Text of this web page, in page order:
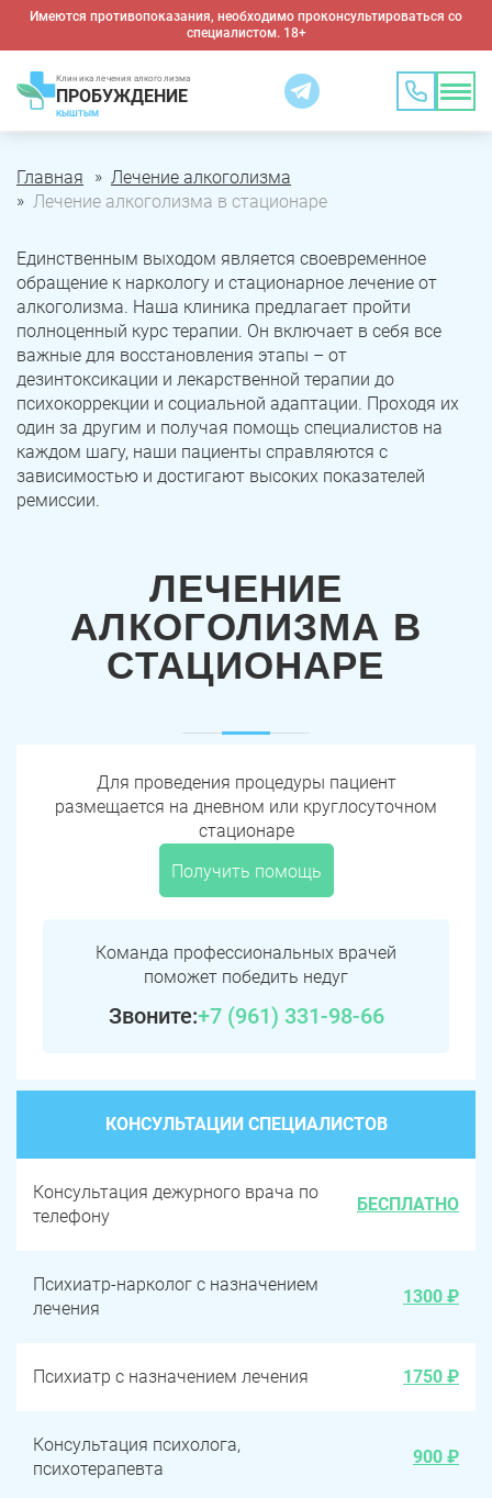
Имеются противопоказания, необходимо проконсультироваться со
специалистом. 18+
Клиника лечения алкоголизма
ПРОБУЖДЕНИЕ
КЫШТЫМ
Главная
Лечение алкоголизма
Лечение алкоголизма в стационаре
ЛЕЧЕНИЕ
АЛКОГОЛИЗМА В
СТАЦИОНАРЕ
Для проведения процедуры пациент
размещается на дневном или круглосуточном
стационаре
Получить помощь
Команда профессиональных врачей
поможет победить недуг
Звоните:+7 (961) 331-98-66
КОНСУЛЬТАЦИИ СПЕЦИАЛИСТОВ
Консультация дежурного врача по
телефону
БЕСПЛАТНО
Психиатр-нарколог с назначением
лечения
1300 ₽
Психиатр с назначением лечения 1750 ₽
Консультация психолога,
психотерапевта
900 ₽
Единственным выходом является своевременное
обращение к наркологу и стационарное лечение от
алкоголизма. Наша клиника предлагает пройти
полноценный курс терапии. Он включает в себя все
важные для восстановления этапы – от
дезинтоксикации и лекарственной терапии до
психокоррекции и социальной адаптации. Проходя их
один за другим и получая помощь специалистов на
каждом шагу, наши пациенты справляются с
зависимостью и достигают высоких показателей
ремиссии.